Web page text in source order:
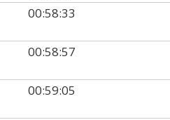
00:58:33
00:58:57
00:59:05